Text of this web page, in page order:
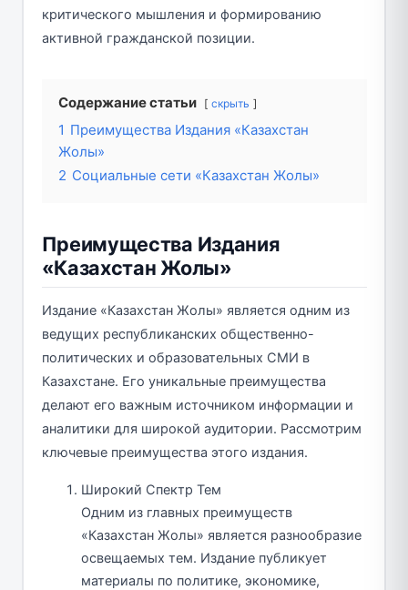
критического мышления и формированию
активной гражданской позиции.
Содержание статьи скрыть
1 Преимущества Издания «Казахстан
Жолы»
2 Социальные сети «Казахстан Жолы»
Преимущества Издания
«Казахстан Жолы»
Издание «Казахстан Жолы» является одним из
ведущих республиканских общественно-
политических и образовательных СМИ в
Казахстане. Его уникальные преимущества
делают его важным источником информации и
аналитики для широкой аудитории. Рассмотрим
ключевые преимущества этого издания.
Широкий Спектр Тем
Одним из главных преимуществ
«Казахстан Жолы» является разнообразие
освещаемых тем. Издание публикует
материалы по политике, экономике,